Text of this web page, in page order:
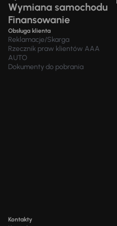
Wymiana samochodu
Finansowanie
Obsługa klienta
Reklamacje/Skarga
Rzecznik praw klientów AAA
AUTO
Dokumenty do pobrania
Kontakty